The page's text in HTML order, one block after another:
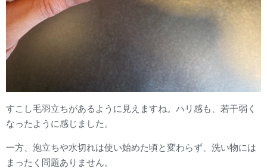
すこし毛羽立ちがあるように見えますね。ハリ感も、若干弱く
なったように感じました。
一方、泡立ちや水切れは使い始めた頃と変わらず、洗い物には
まったく問題ありません。